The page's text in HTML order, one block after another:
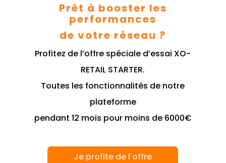
Prêt à booster les
performances
de votre réseau ?
Profitez de l’offre spéciale d’essai XO-
RETAIL STARTER.
Toutes les fonctionnalités de notre
plateforme
pendant 12 mois pour moins de 6000€
Je profite de l'offre